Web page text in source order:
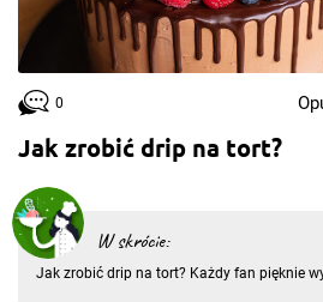
Jak zrobić drip na tort?
W skrócie:
Jak zrobić drip na tort? Każdy fan pięknie
0